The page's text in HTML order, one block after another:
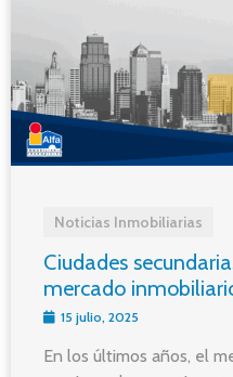
Noticias Inmobiliarias
Ciudades
mercado
15 julio, 2025
En los últimos años, el